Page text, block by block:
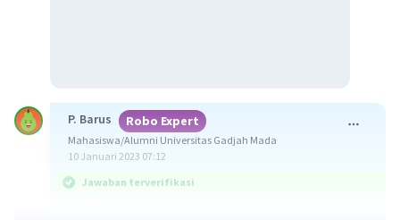
P. Barus Robo Expert
Mahasiswa/Alumni Universitas Gadjah Mada
10 Januari 2023 07:12
Jawaban terverifikasi